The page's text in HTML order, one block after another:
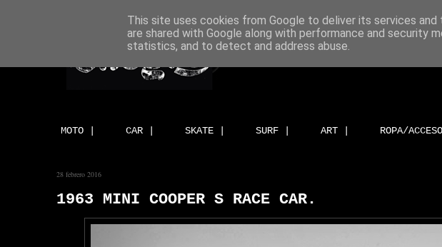
MOTO | CAR | SKATE | SURF | ART | ROPA/
28 febrero 2016
1963 MINI COOPER S RACE CAR.
This site uses cookies from Google to deliver its services
are shared with Google along with performance and security
statistics, and to detect and address abuse.